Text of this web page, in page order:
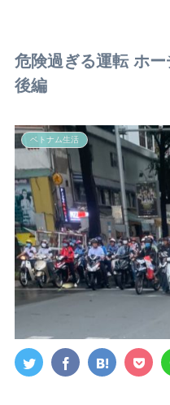
危険過ぎる運転 ホ
後編
ベトナム生活